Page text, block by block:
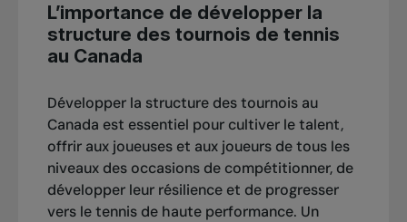
L’importance de développer la
structure des tournois de tennis
au Canada
Développer la structure des tournois au
Canada est essentiel pour cultiver le talent,
offrir aux joueuses et aux joueurs de tous les
niveaux des occasions de compétitionner, de
développer leur résilience et de progresser
vers le tennis de haute performance. Un